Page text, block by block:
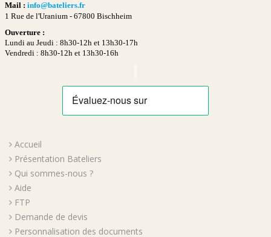
Mail : info@bateliers.fr
1 Rue de l'Uranium - 67800 Bischheim
Ouverture :
Lundi au Jeudi : 8h30-12h et 13h30-17h
Vendredi : 8h30-12h et 13h30-16h
Accueil
Présentation Bateliers
Qui sommes-nous ?
Aide
FTP
Demande de devis
Personnalisation des documents